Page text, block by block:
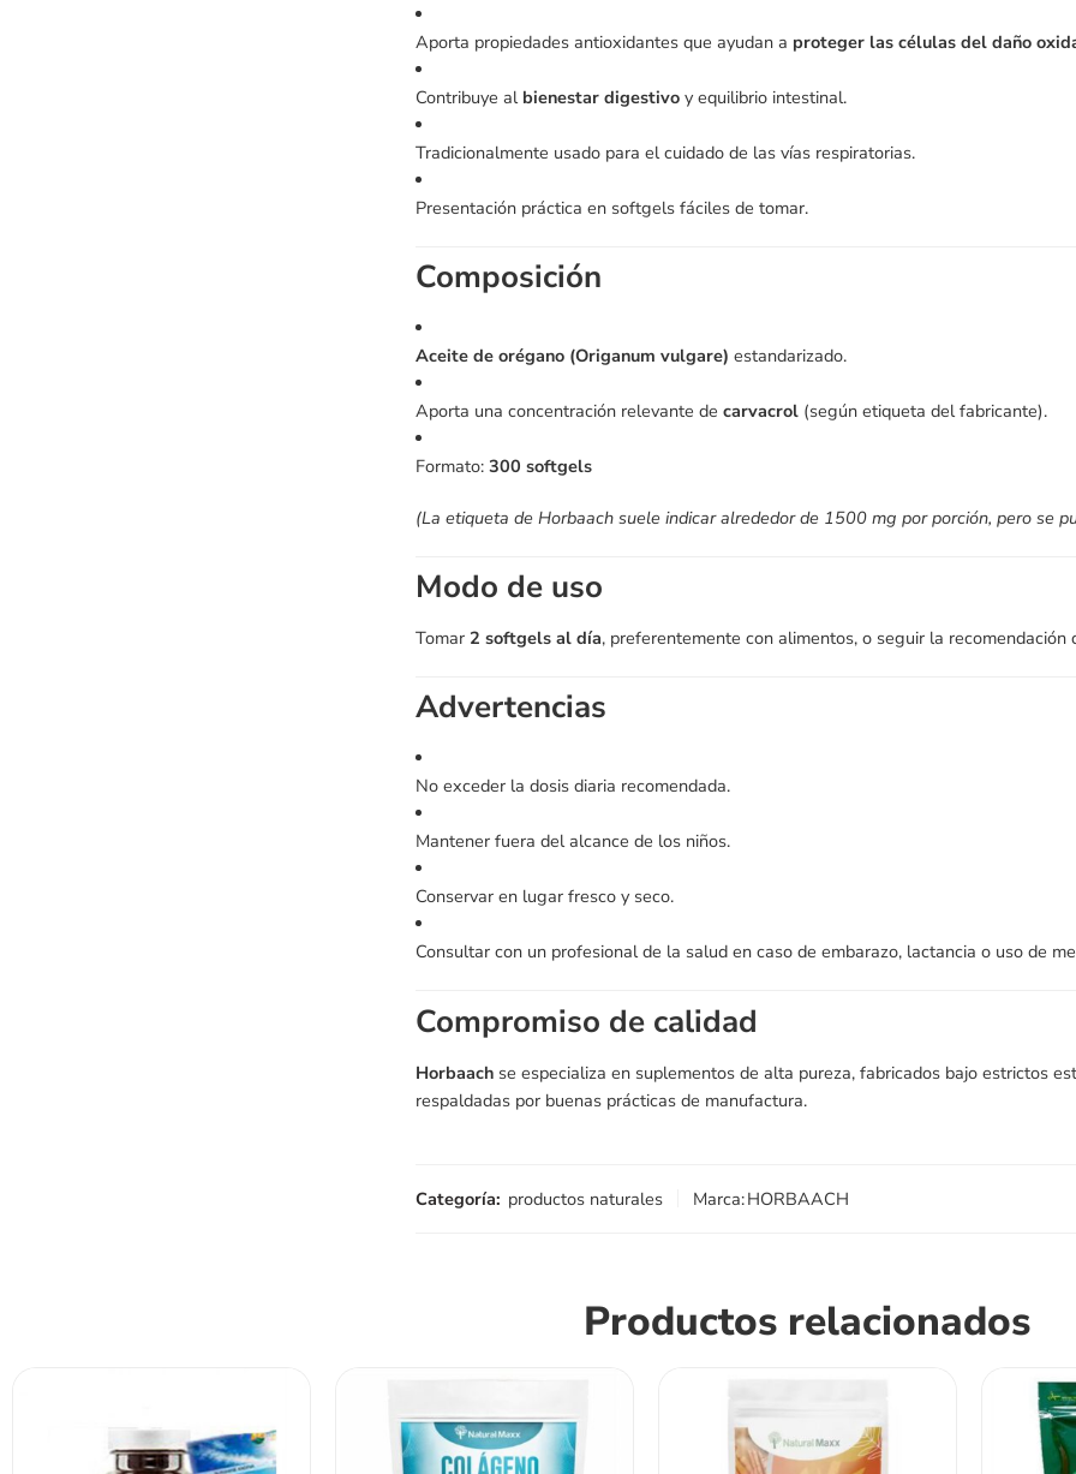
Aporta propiedades antioxidantes que ayudan a proteger las células del daño
Contribuye al bienestar digestivo y equilibrio intestinal.
Tradicionalmente usado para el cuidado de las vías respiratorias.
Presentación práctica en softgels fáciles de tomar.
Composición
Aceite de orégano (Origanum vulgare) estandarizado.
Aporta una concentración relevante de carvacrol (según etiqueta del fabricante).
Formato: 300 softgels
(La etiqueta de Horbaach suele indicar alrededor de 1500 mg por porción, pero se
Modo de uso
Tomar 2 softgels al día, preferentemente con alimentos, o seguir la
Advertencias
No exceder la dosis diaria recomendada.
Mantener fuera del alcance de los niños.
Conservar en lugar fresco y seco.
Consultar con un profesional de la salud en caso de embarazo, lactancia o uso de
Compromiso de calidad
Horbaach se especializa en suplementos de alta pureza, fabricados bajo estrictos
respaldadas por buenas prácticas de manufactura.
Categoría: productos naturales Marca:HORBAACH
Productos relacionados